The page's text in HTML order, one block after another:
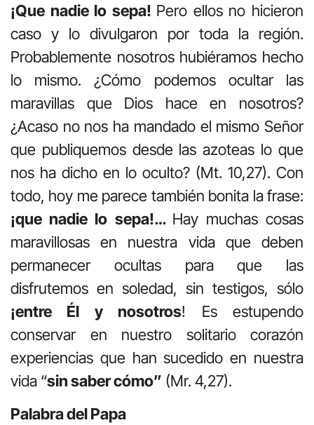
¡Que nadie lo sepa! Pero ellos no hicieron
caso y lo divulgaron por toda la región.
Probablemente nosotros hubiéramos hecho
lo mismo. ¿Cómo podemos ocultar las
maravillas que Dios hace en nosotros?
¿Acaso no nos ha mandado el mismo Señor
que publiquemos desde las azoteas lo que
nos ha dicho en lo oculto? (Mt. 10,27). Con
todo, hoy me parece también bonita la frase:
¡que nadie lo sepa!… Hay muchas cosas
maravillosas en nuestra vida que deben
permanecer ocultas para que las
disfrutemos en soledad, sin testigos, sólo
¡entre Él y nosotros! Es estupendo
conservar en nuestro solitario corazón
experiencias que han sucedido en nuestra
vida “sin saber cómo” (Mr. 4,27).
Palabra del Papa